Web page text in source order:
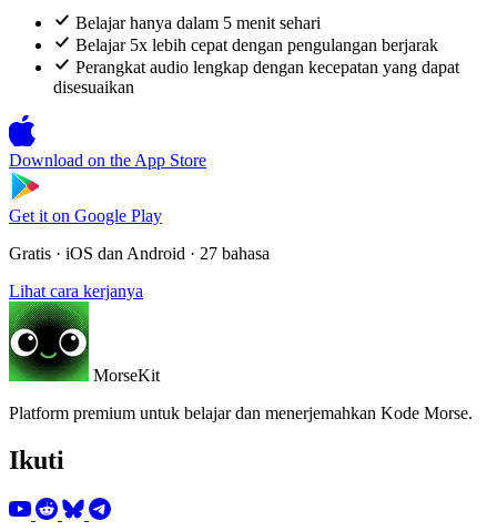
Belajar hanya dalam 5 menit sehari
Belajar 5x lebih cepat dengan pengulangan berjarak
Perangkat audio lengkap dengan kecepatan yang dapat
disesuaikan
Download on the App Store
Get it on Google Play
Gratis · iOS dan Android · 27 bahasa
Lihat cara kerjanya
MorseKit
Platform premium untuk belajar dan menerjemahkan Kode Morse.
Ikuti